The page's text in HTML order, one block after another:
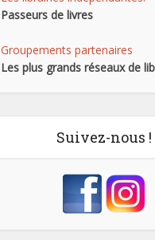
Passeurs de livres
Groupements partenaires
Les plus grands réseaux de
Suivez-nous !